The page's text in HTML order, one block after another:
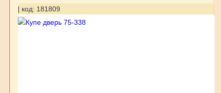
| код: 181809